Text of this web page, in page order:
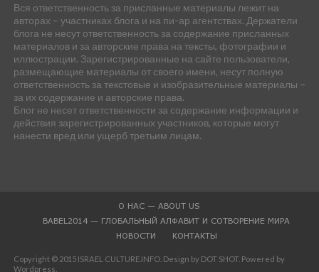
Вся ответственность за присланные материалы лежит на
авторах – участниках блога и на пи-ар агентствах. Держатели
блога не несут ответственность за содержание присланных
материалов и за авторские права на тексты, фотографии и
иллюстрации. Зарегистрированные на сайте пользователи,
размещающие материалы от своего имени, несут полную
ответственность за текстовые и изобразительные материалы –
за их содержание и авторские права.
Блог не несет ответственности за содержание информации и
действия зарегистрированных участников, которые могут
нанести вред или ущерб третьим лицам.
О НАС — ABOUT US
BABEL2014 — ГЛОБАЛЬНЫЙ АЛФАВИТ И СОТВОРЕНИЕ МИРА
НОВОСТИ
КОНТАКТЫ
Copyright © 2015 ISRAEL CULTURE.INFO. Design by DOT SHOT. Powered by
Wordpress.